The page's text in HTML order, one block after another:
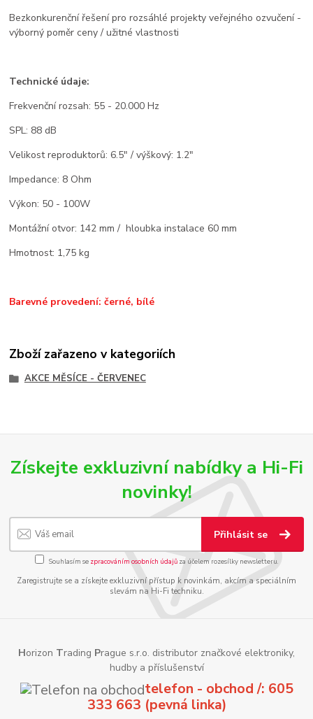
Bezkonkurenční řešení pro rozsáhlé projekty veřejného ozvučení -
výborný poměr ceny / užitné vlastnosti
Technické údaje:
Frekvenční rozsah: 55 - 20.000 Hz
SPL: 88 dB
Velikost reproduktorů: 6.5" / výškový: 1.2"
Impedance: 8 Ohm
Výkon: 50 - 100W
Montážní otvor: 142 mm / hloubka instalace 60 mm
Hmotnost: 1,75 kg
Barevné provedení: černé, bílé
Zboží zařazeno v kategoriích
AKCE MĚSÍCE - ČERVENEC
Získejte exkluzivní nabídky a Hi-Fi
novinky!
Přihlásit se
Souhlasím se zpracováním osobních údajůza účelem rozesílky newsletteru.
Zaregistrujte se a získejte exkluzivní přístup k novinkám, akcím a speciálním
slevám na Hi-Fi techniku.
Horizon Trading Prague s.r.o. distributor značkové elektroniky,
hudby a příslušenství
telefon - obchod /: 605
333 663 (pevná linka)